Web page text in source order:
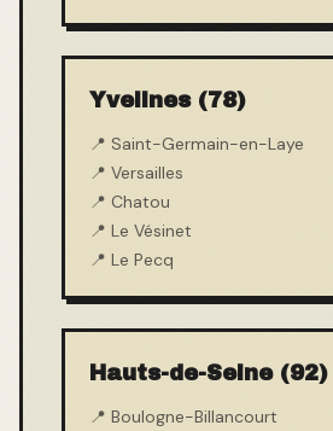
Yvelines (78)
📍 Saint-Germain-en-Laye
📍 Versailles
📍 Chatou
📍 Le Vésinet
📍 Le Pecq
Hauts-de-Seine (92)
📍 Boulogne-Billancourt